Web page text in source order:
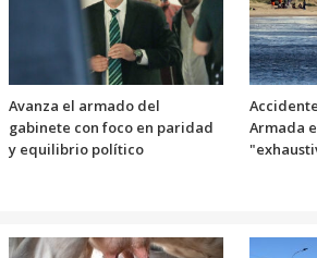
Avanza el armado del
gabinete con foco en paridad
y equilibrio político
Armada